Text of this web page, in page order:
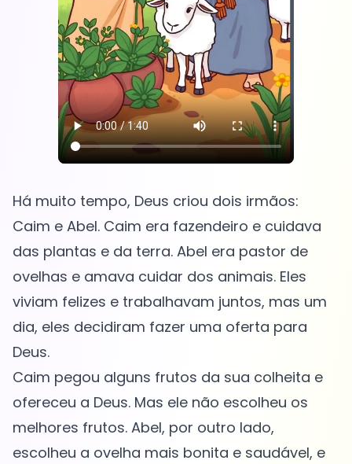
Há muito tempo, Deus criou dois irmãos:
Caim e Abel. Caim era fazendeiro e cuidava
das plantas e da terra. Abel era pastor de
ovelhas e amava cuidar dos animais. Eles
viviam felizes e trabalhavam juntos, mas um
dia, eles decidiram fazer uma oferta para
Deus.
Caim pegou alguns frutos da sua colheita e
ofereceu a Deus. Mas ele não escolheu os
melhores frutos. Abel, por outro lado,
escolheu a ovelha mais bonita e saudável, e